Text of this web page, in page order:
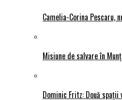
Camelia-Corina Pescaru,
Misiune de salvare în
Dominic Fritz: Două